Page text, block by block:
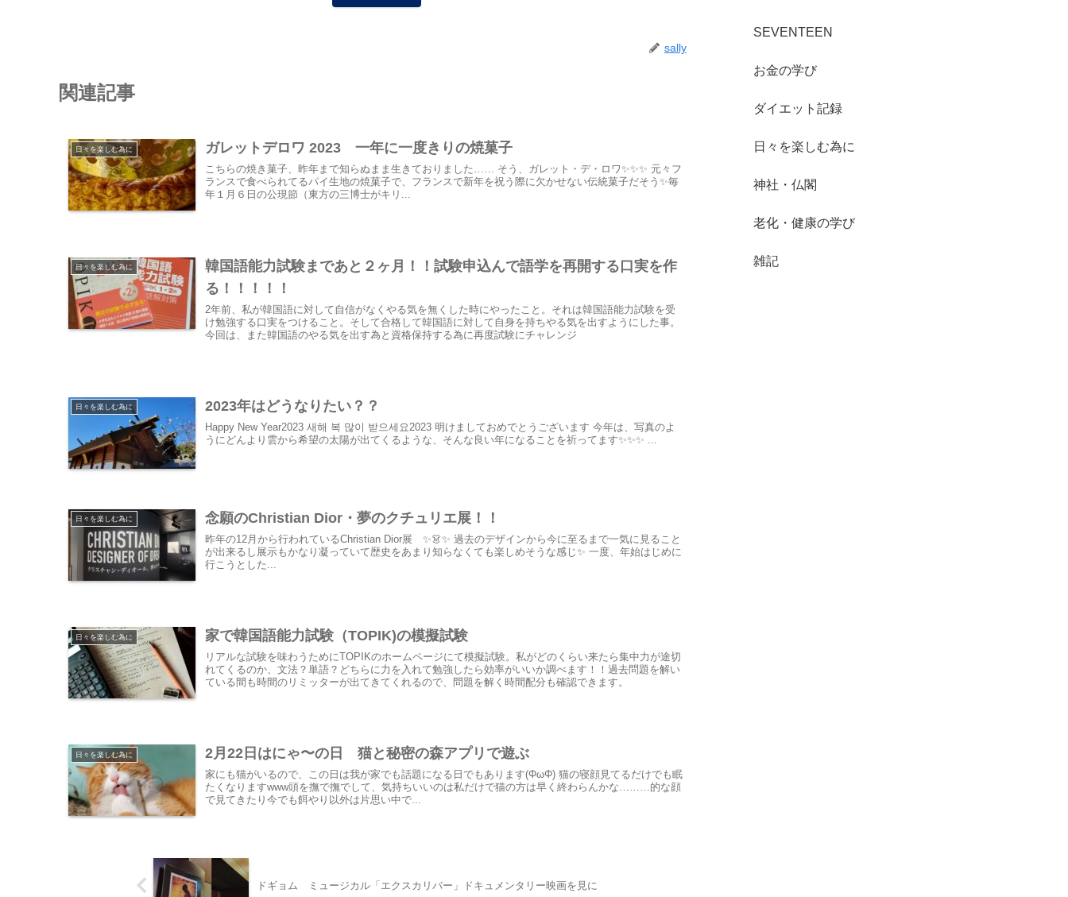
sally
関連記事
日々を楽しむ為に ガレットデロワ 2023 一年に一度きりの焼菓子
こちらの焼き菓子、昨年まで知らぬまま生きておりました…… そう、ガレット・デ・ロワ✨✨✨ 元々フ
ランスで食べられてるパイ生地の焼菓子で、フランスで新年を祝う際に欠かせない伝統菓子だそう✨毎
年１月６日の公現節（東方の三博士がキリ...
日々を楽しむ為に
韓国語能力試験まであと２ヶ月！！試験申込んで語学を再開する口実を作
る！！！！！
2年前、私が韓国語に対して自信がなくやる気を無くした時にやったこと。それは韓国語能力試験を受
け勉強する口実をつけること。そして合格して韓国語に対して自身を持ちやる気を出すようにした事。
今回は、また韓国語のやる気を出す為と資格保持する為に再度試験にチャレンジ
日々を楽しむ為に 2023年はどうなりたい？？
Happy New Year2023 새해 복 많이 받으세요2023 明けましておめでとうございます 今年は、写真のよ
うにどんより雲から希望の太陽が出てくるような、そんな良い年になることを祈ってます✨✨✨ ...
日々を楽しむ為に 念願のChristian Dior・夢のクチュリエ展！！
昨年の12月から行われているChristian Dior展 ✨👗✨ 過去のデザインから今に至るまで一気に見ること
が出来るし展示もかなり凝っていて歴史をあまり知らなくても楽しめそうな感じ✨ 一度、年始はじめに
行こうとした...
日々を楽しむ為に 家で韓国語能力試験（TOPIK)の模擬試験
リアルな試験を味わうためにTOPIKのホームページにて模擬試験。私がどのくらい来たら集中力が途切
れてくるのか、文法？単語？どちらに力を入れて勉強したら効率がいいか調べます！！過去問題を解い
ている間も時間のリミッターが出てきてくれるので、問題を解く時間配分も確認できます。
日々を楽しむ為に 2月22日はにゃ〜の日 猫と秘密の森アプリで遊ぶ
家にも猫がいるので、この日は我が家でも話題になる日でもあります(ΦωΦ) 猫の寝顔見てるだけでも眠
たくなりますwww頭を撫で撫でして、気持ちいいのは私だけで猫の方は早く終わらんかな………的な顔
で見てきたり今でも餌やり以外は片思い中で...
ドギョム ミュージカル「エクスカリバー」ドキュメンタリー映画を見に
SEVENTEEN
お金の学び
ダイエット記録
日々を楽しむ為に
神社・仏閣
老化・健康の学び
雑記